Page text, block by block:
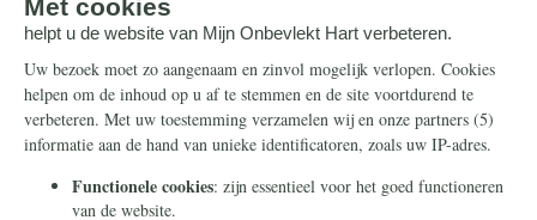
Steun ons
Nieuwsbrief
Eenmalig
Maandelijks
Info
Contact
Ontvang onze Telegram-
berichten